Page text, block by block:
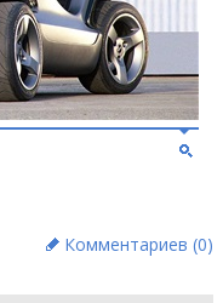
Комментариев (0)